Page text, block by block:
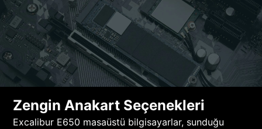
Zengin Anakart Seçenekleri
Excalibur E650 masaüstü bilgisayarlar, sunduğu